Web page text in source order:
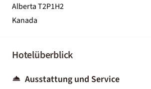
Alberta T2P1H2
Kanada
Hotelüberblick
Ausstattung und Service